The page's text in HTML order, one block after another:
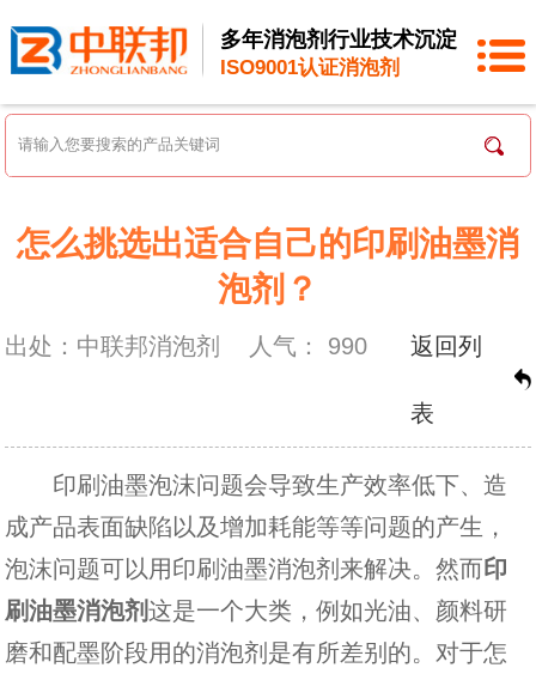
多年消泡剂行业技术沉淀
ISO9001认证消泡剂
怎么挑选出适合自己的印刷油墨消
泡剂？
出处：中联邦消泡剂 人气： 990 返回列
表
印刷油墨泡沫问题会导致生产效率低下、造
成产品表面缺陷以及增加耗能等等问题的产生，
泡沫问题可以用印刷油墨消泡剂来解决。然而印
刷油墨消泡剂这是一个大类，例如光油、颜料研
磨和配墨阶段用的消泡剂是有所差别的。对于怎